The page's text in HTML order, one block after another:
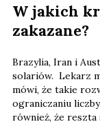
W jakich
zakazane?
Brazylia, Iran i
solariów. Lekarz
mówi, że takie
ograniczaniu
również, że reszta